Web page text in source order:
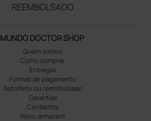
REEMBOLSADO
MUNDO DOCTOR SHOP
Quem somos
Como comprar
Entregas
Formas de pagamento
Satisfeito ou reembolsado
Garantias
Contactos
Novo armazém